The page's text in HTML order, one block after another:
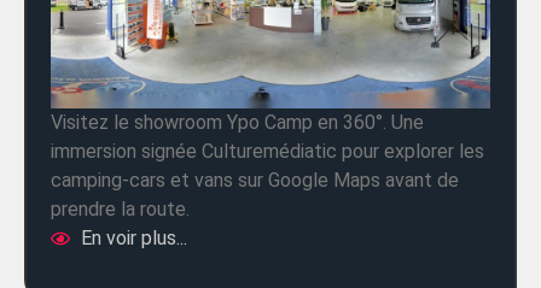
Visitez le showroom Ypo Camp en 360°. Une
immersion signée Culturemédiatic pour explorer les
camping-cars et vans sur Google Maps avant de
prendre la route.
En voir plus...